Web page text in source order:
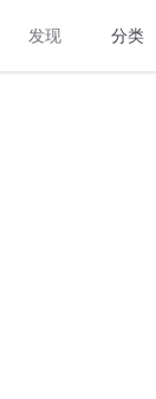
发现 分类